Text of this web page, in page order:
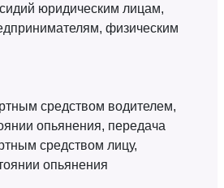
юридическим лицам,
физическим
средством водителем,
опьянения, передача
средством лицу,
опьянения